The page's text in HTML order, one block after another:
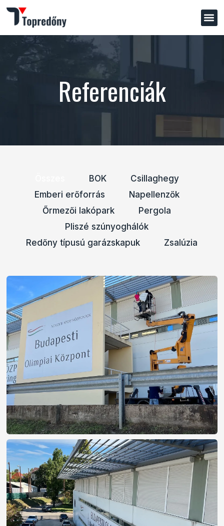
Referenciák
BOK
Csillaghegy
Emberi erőforrás
Napellenzők
Őrmezői lakópark
Pergola
Pliszé szúnyoghálók
Redőny típusú garázskapuk
Zsalúzia